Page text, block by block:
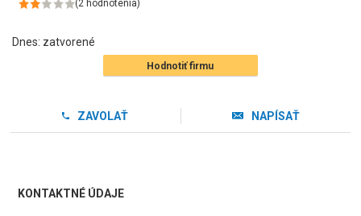
(2 hodnotenia)
Dnes: zatvorené
Hodnotiť firmu
ZAVOLAŤ NAPÍSAŤ
KONTAKTNÉ ÚDAJE